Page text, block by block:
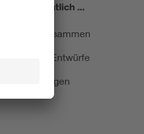
Monatlich ...
kurz zusammen
und Entwürfe